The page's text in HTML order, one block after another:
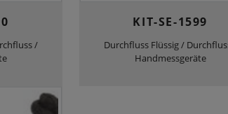
/
KIT-SE-1599
Durchfluss Flüssig /
Handmessgeräte